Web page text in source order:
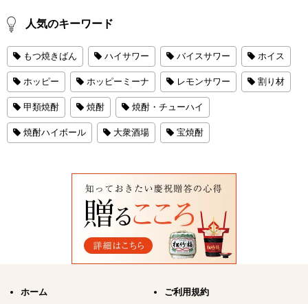
人気のキーワード
もつ焼きばん ハイサワー バイスサワー ホイス
ホッピー ホッピーミーナ レモンサワー 割り材
甲類焼酎 焼酎 焼酎・チューハイ
焼酎ハイボール 大衆酒場 宝焼酎
ホーム ご利用規約